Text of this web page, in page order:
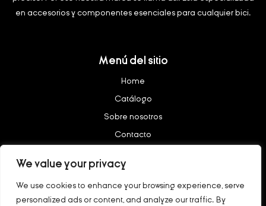
We value your privacy
We use cookies to enhance your browsing experience, serve
personalized ads or content, and analyze our traffic. By
en accesorios y componentes esenciales para cualquier bici.
Menú del sitio
Home
Catálogo
Sobre nosotros
Contacto
Legal
Aviso legal